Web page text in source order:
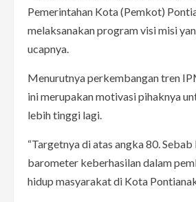
Pemerintahan Kota (Pemkot)
melaksanakan program visi misi
ucapnya.
Menurutnya perkembangan tren
ini merupakan motivasi pihaknya
lebih tinggi lagi.
“Targetnya di atas angka 80.
barometer keberhasilan dalam
hidup masyarakat di Kota